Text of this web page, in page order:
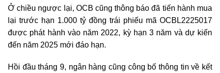
Ở chiều ngược lại, OCB cũng thông báo đã tiến hành mua
lại trước hạn 1.000 tỷ đồng trái phiếu mã OCBL2225017
được phát hành vào năm 2022, kỳ hạn 3 năm và dự kiến
đến năm 2025 mới đáo hạn.
Hồi đầu tháng 9, ngân hàng cũng công bố thông tin về kết